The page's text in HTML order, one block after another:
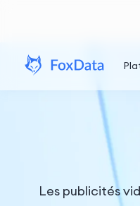
Les publicités